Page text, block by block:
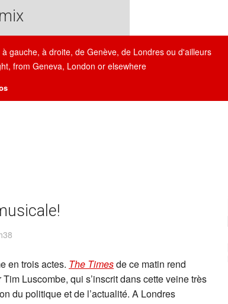
gauche, à droite, de Genève, de Londres ou d'ailleurs
from Geneva, London or elsewhere
en trois actes. The Timesde ce matin rend
Tim Luscombe, qui s’inscrit dans cette veine très
du politique et de l’actualité. A Londres